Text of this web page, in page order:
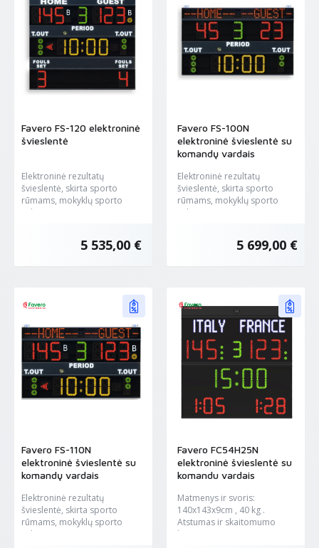
Favero FS-120 elektroninė
švieslentė
Elektroninė rezultatų
švieslentė, skirta sporto
rūmams, mokyklų sporto
salėms, ar...
5 535,00 €
Favero FS-100N
elektroninė švieslentė su
komandų vardais
Elektroninė rezultatų
švieslentė, skirta sporto
rūmams, mokyklų sporto
salėms, ar...
5 699,00 €
Favero FS-110N
elektroninė švieslentė su
komandų vardais
Elektroninė rezultatų
švieslentė, skirta sporto
rūmams, mokyklų sporto
salėms, ar...
Favero FC54H25N
elektroninė švieslentė su
komandu vardais
Matmenys ir svoris:
140x143x9cm , 40 kg .
Atstumas ir skaitomumo
kampas:...